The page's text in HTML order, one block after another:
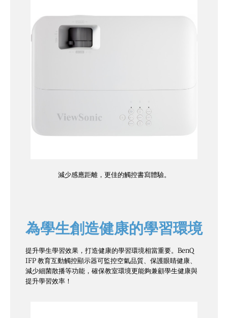
減少感應距離，更佳的觸控書寫體驗。
為學生創造健康的學習環境
提升學生學習效果，打造健康的學習環境相當重要。BenQ
IFP 教育互動觸控顯示器可監控空氣品質、保護眼睛健康、
減少細菌散播等功能，確保教室環境更能夠兼顧學生健康與
提升學習效率！